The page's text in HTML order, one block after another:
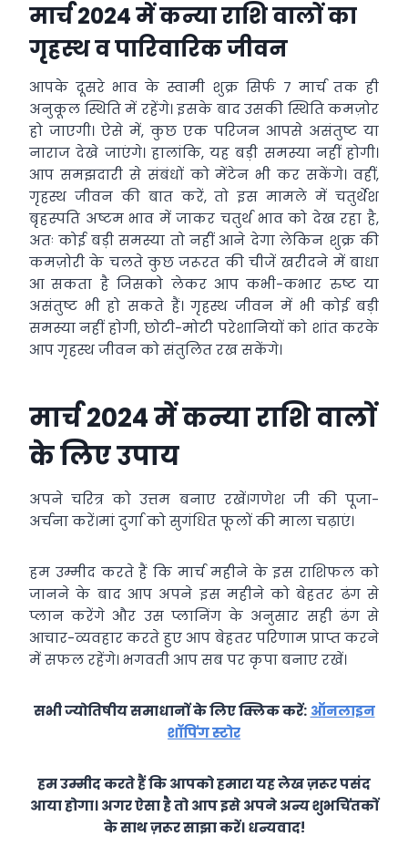
मार्च 2024 में कन्या राशि वालों का
गृहस्थ व पारिवारिक जीवन
आपके दूसरे भाव के स्वामी शुक्र सिर्फ 7 मार्च तक ही
अनुकूल स्थिति में रहेंगे। इसके बाद उसकी स्थिति कमज़ोर
हो जाएगी। ऐसे में, कुछ एक परिजन आपसे असंतुष्ट या
नाराज देखे जाएंगे। हालांकि, यह बड़ी समस्या नहीं होगी।
आप समझदारी से संबंधों को मेंटेन भी कर सकेंगे। वहीं,
गृहस्थ जीवन की बात करें, तो इस मामले में चतुर्थेश
बृहस्पति अष्टम भाव में जाकर चतुर्थ भाव को देख रहा है,
अतः कोई बड़ी समस्या तो नहीं आने देगा लेकिन शुक्र की
कमज़ोरी के चलते कुछ जरूरत की चीजें खरीदने में बाधा
आ सकता है जिसको लेकर आप कभी-कभार रुष्ट या
असंतुष्ट भी हो सकते हैं। गृहस्थ जीवन में भी कोई बड़ी
समस्या नहीं होगी, छोटी-मोटी परेशानियों को शांत करके
आप गृहस्थ जीवन को संतुलित रख सकेंगे।
मार्च 2024 में कन्या राशि वालों
के लिए उपाय
अपने चरित्र को उत्तम बनाए रखें।गणेश जी की पूजा-
अर्चना करें।मां दुर्गा को सुगंधित फूलों की माला चढ़ाएं।
हम उम्मीद करते हैं कि मार्च महीने के इस राशिफल को
जानने के बाद आप अपने इस महीने को बेहतर ढंग से
प्लान करेंगे और उस प्लानिंग के अनुसार सही ढंग से
आचार-व्यवहार करते हुए आप बेहतर परिणाम प्राप्त करने
में सफल रहेंगे। भगवती आप सब पर कृपा बनाए रखें।
सभी ज्योतिषीय समाधानों के लिए क्लिक करें: ऑनलाइन
शॉपिंग स्टोर
हम उम्मीद करते हैं कि आपको हमारा यह लेख ज़रूर पसंद
आया होगा। अगर ऐसा है तो आप इसे अपने अन्य शुभचिंतकों
के साथ ज़रूर साझा करें। धन्यवाद!